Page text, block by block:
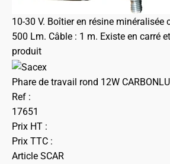
10-30 V. Boîtier en résine minéralisée
500 Lm. Câble : 1 m. Existe en carré
produit
Phare de travail rond 12W
Ref :
17651
Prix HT :
Prix TTC :
Article SCAR